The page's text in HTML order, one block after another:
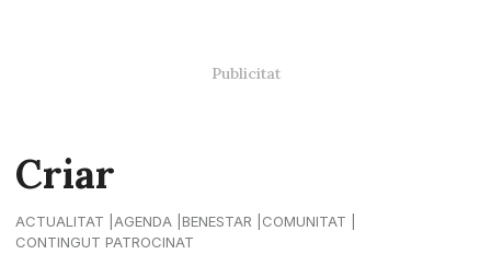
Criar
ACTUALITAT AGENDA BENESTAR
COMUNITAT
CONTINGUT PATROCINAT